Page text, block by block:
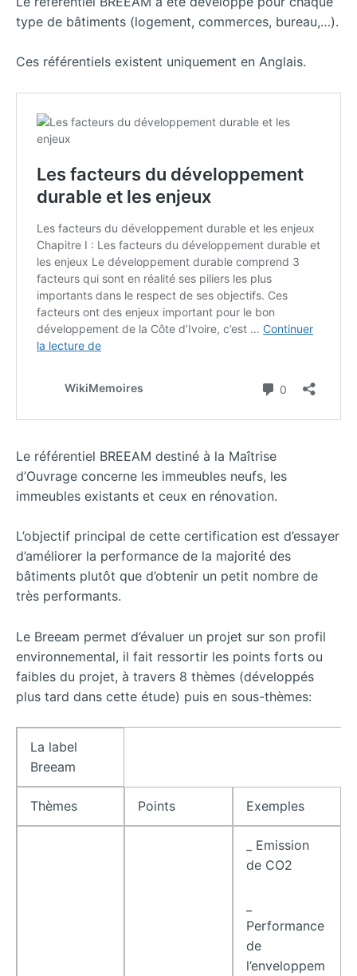
type de bâtiments (logement, commerces, bureau,…).
Ces référentiels existent uniquement en Anglais.
Le référentiel BREEAM destiné à la Maîtrise
d’Ouvrage concerne les immeubles neufs, les
immeubles existants et ceux en rénovation.
L’objectif principal de cette certification est d’essayer
d’améliorer la performance de la majorité des
bâtiments plutôt que d’obtenir un petit nombre de
très performants.
Le Breeam permet d’évaluer un projet sur son profil
environnemental, il fait ressortir les points forts ou
faibles du projet, à travers 8 thèmes (développés
plus tard dans cette étude) puis en sous-thèmes:
La label
Breeam
Thèmes Points Exemples
_ Emission
de CO2
Performance
de
l’enveloppem